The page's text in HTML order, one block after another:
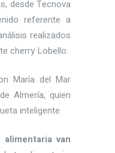
desde Tecnova
referente a
realizados
cherry Lobello.
María del Mar
Almería, quien
inteligente.
van